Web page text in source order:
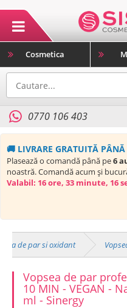
Cosmetica
0770 106 403
🚚 LIVRARE GRATUITĂ
Plasează o comandă până pe6
noastră. Comandă acum și
Valabil: 16 ore, 33 minute, 15
de par si oxidant
Vopsea de par
10 MIN - VEGAN -
ml - Sinergy